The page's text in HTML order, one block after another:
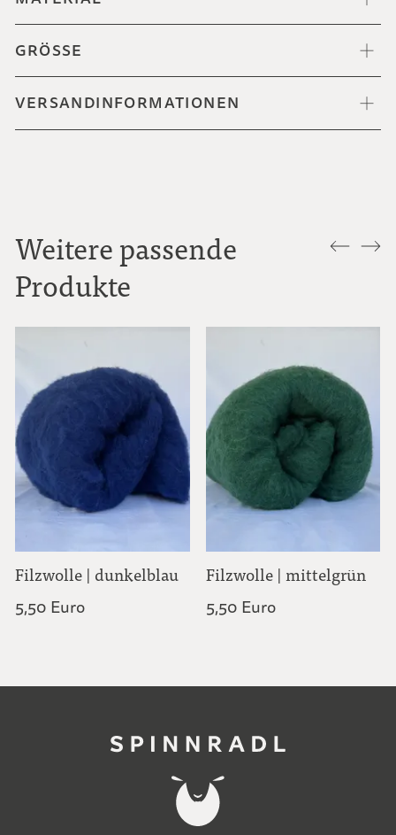
GRÖSSE
VERSANDINFORMATIONEN
Weitere passende
Produkte
Filzwolle | dunkelblau
5,50 Euro
Filzwolle | mittelgrün
5,50 Euro